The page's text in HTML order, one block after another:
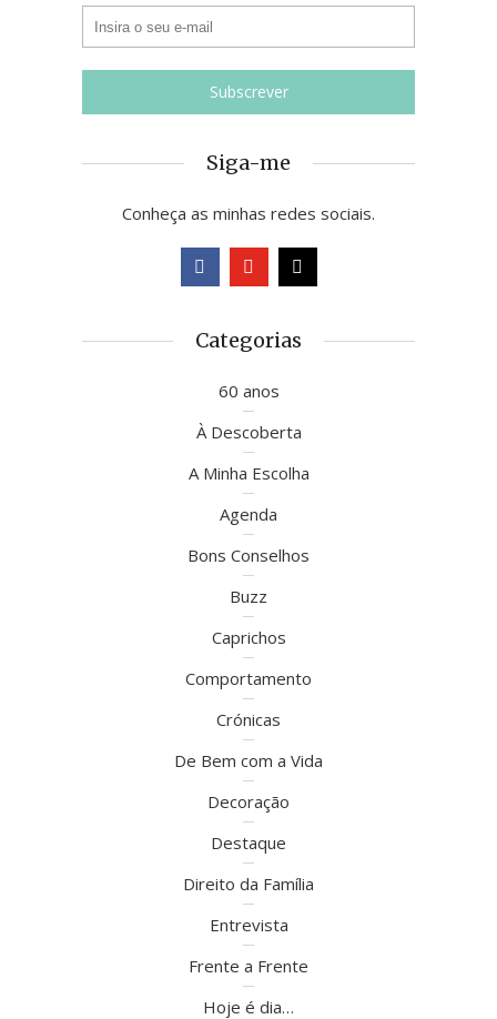
Siga-me
Conheça as minhas redes sociais.
Categorias
60 anos
À Descoberta
A Minha Escolha
Agenda
Bons Conselhos
Buzz
Caprichos
Comportamento
Crónicas
De Bem com a Vida
Decoração
Destaque
Direito da Família
Entrevista
Frente a Frente
Hoje é dia…